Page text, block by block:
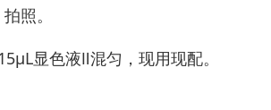
照。
显色液Ⅱ混匀，现⽤现配。